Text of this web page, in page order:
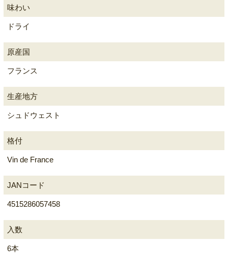
味わい
ドライ
原産国
フランス
生産地方
シュドウェスト
格付
Vin de France
JANコード
4515286057458
入数
6本